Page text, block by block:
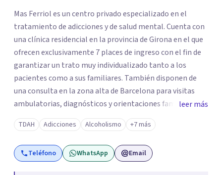
Mas Ferriol es un centro privado especializado en el
tratamiento de adicciones y de salud mental. Cuenta con
una clínica residencial en la provincia de Girona en el que
ofrecen exclusivamente 7 places de ingreso con el fin de
garantizar un trato muy individualizado tanto a los
pacientes como a sus familiares. También disponen de
una consulta en la zona alta de Barcelona para visitas
ambulatorias, diagnósticos y orientaciones familiares. Su
equipo multidisciplinar sanitario cuenta con amplia
experiencia en el sector y con la formación necesaria para
poder llevar a cabo unos tratamientos de alto nivel. Mas
Ferriol está orientado a todas aquellas personas que
leer más
TDAH Adicciones Alcoholismo +7 más
Teléfono WhatsApp Email